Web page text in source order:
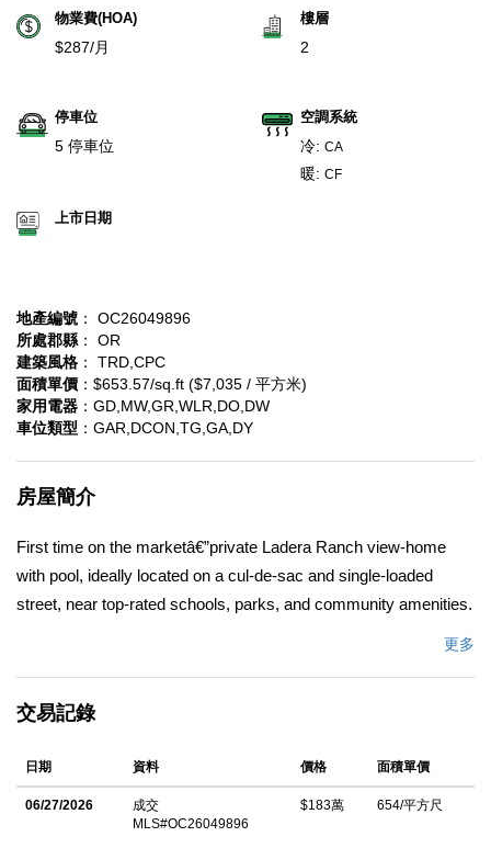
物業費(HOA)
$287/月
樓層
2
停車位
5 停車位
空調系統
冷: CA
暖: CF
上市日期
地產編號 ： OC26049896
所處郡縣 ： OR
建築風格 ： TRD,CPC
面積單價 ：$653.57/sq.ft ($7,035 / 平方米)
家用電器 ：GD,MW,GR,WLR,DO,DW
車位類型 ：GAR,DCON,TG,GA,DY
房屋簡介
First time on the marketâ€”private Ladera Ranch view-home
with pool, ideally located on a cul-de-sac and single-loaded
street, near top-rated schools, parks, and community amenities.
balcony and a backyard featuring a large pool and spa with
floorplan includes 5 bedrooms and 3 bathrooms, highlighted by a
main-floor room adjacent to a full bath with showerâ€”ideal for
guests. Upstairs, the expansive primary suite features a
更多
交易記錄
日期 資料 價格 面積單價
06/27/2026
成交
MLS#OC26049896
$183萬 654/平方尺